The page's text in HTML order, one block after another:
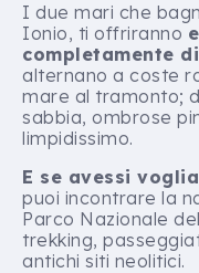
I due mari che
Ionio, ti offriranno
completamente
alternano a coste
mare al tramonto;
sabbia, ombrose
limpidissimo.
E se avessi
puoi incontrare la
Parco Nazionale
trekking,
antichi siti neolitici.